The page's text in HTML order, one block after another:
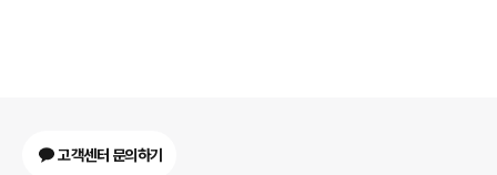
고객센터 문의하기